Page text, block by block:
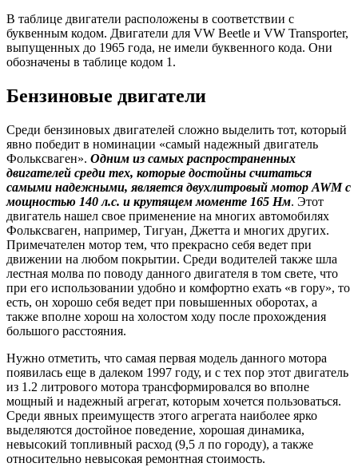
В таблице двигатели расположены в соответствии с
буквенным кодом. Двигатели для VW Beetle и VW Transporter,
выпущенных до 1965 года, не имели буквенного кода. Они
обозначены в таблице кодом 1.
Бензиновые двигатели
Среди бензиновых двигателей сложно выделить тот, который
явно победит в номинации «самый надежный двигатель
Фольксваген». Одним из самых распространенных
двигателей среди тех, которые достойны считаться
самыми надежными, является двухлитровый мотор AWM с
мощностью 140 л.с. и крутящем моменте 165 Нм. Этот
двигатель нашел свое применение на многих автомобилях
Фольксваген, например, Тигуан, Джетта и многих других.
Примечателен мотор тем, что прекрасно себя ведет при
движении на любом покрытии. Среди водителей также шла
лестная молва по поводу данного двигателя в том свете, что
при его использовании удобно и комфортно ехать «в гору», то
есть, он хорошо себя ведет при повышенных оборотах, а
также вполне хорош на холостом ходу после прохождения
большого расстояния.
Нужно отметить, что самая первая модель данного мотора
появилась еще в далеком 1997 году, и с тех пор этот двигатель
из 1.2 литрового мотора трансформировался во вполне
мощный и надежный агрегат, которым хочется пользоваться.
Среди явных преимуществ этого агрегата наиболее ярко
выделяются достойное поведение, хорошая динамика,
невысокий топливный расход (9,5 л по городу), а также
относительно невысокая ремонтная стоимость.